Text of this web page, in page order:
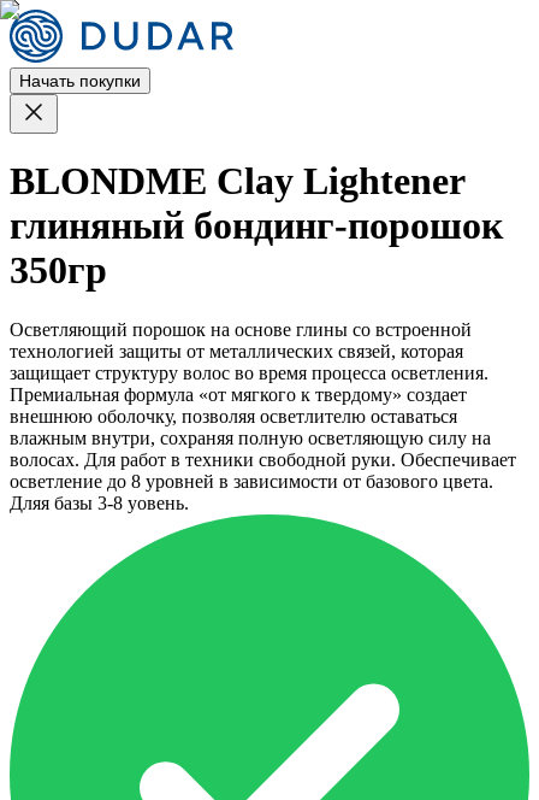
Начать покупки
BLONDME Clay Lightener
глиняный бондинг-порошок
350гр
Осветляющий порошок на основе глины со встроенной
технологией защиты от металлических связей, которая
защищает структуру волос во время процесса осветления.
Премиальная формула «от мягкого к твердому» создает
внешнюю оболочку, позволяя осветлителю оставаться
влажным внутри, сохраняя полную осветляющую силу на
волосах. Для работ в техники свободной руки. Обеспечивает
осветление до 8 уровней в зависимости от базового цвета.
Дляя базы 3-8 уовень.